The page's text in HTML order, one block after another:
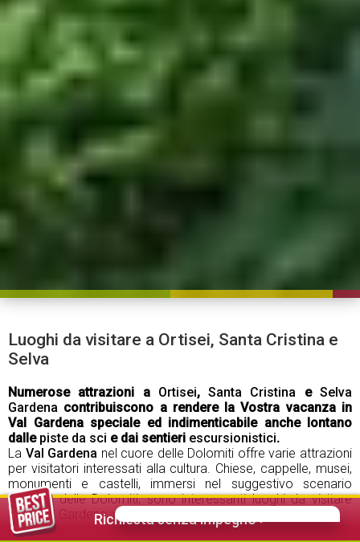
Luoghi da visitare a Ortisei, Santa Cristina e
Selva
Numerose attrazioni a Ortisei,Santa Cristina eSelva
Gardena contribuiscono a rendere la Vostra vacanza in
Val Gardena speciale ed indimenticabile anche lontano
dalle piste da sci e dai sentieri escursionistici.
La Val Gardena nel cuore delle Dolomiti offre varie attrazioni
per visitatori interessati alla cultura. Chiese, cappelle, musei,
monumenti e castelli, immersi nel suggestivo scenario
naturale delle Dolomiti, sono interessanti luoghi da visitare
della Val Gardena, adatti per tutta la famiglia.
Richiesta senza impegno >